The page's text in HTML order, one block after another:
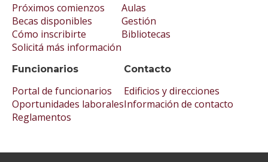
Próximos comienzos
Becas disponibles
Cómo inscribirte
Solicitá más información
Aulas
Gestión
Bibliotecas
Funcionarios
Portal de funcionarios
Oportunidades laborales
Reglamentos
Contacto
Edificios y direcciones
Información de contacto